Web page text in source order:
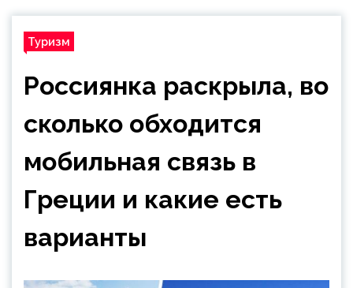
Туризм
Россиянка раскрыла, во
сколько обходится
мобильная связь в
Греции и какие есть
варианты